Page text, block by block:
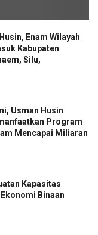
Enam Wilayah
Kabupaten
Silu,
Usman Husin
Program
Mencapai Miliaran
Kapasitas
Binaan